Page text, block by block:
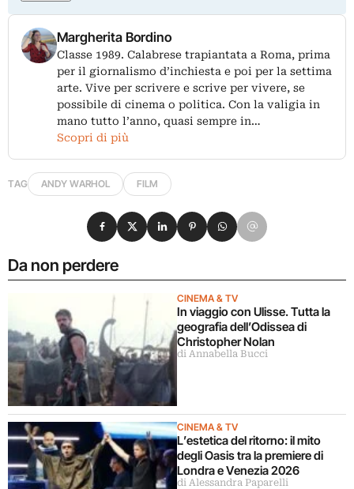
Margherita Bordino
Classe 1989. Calabrese trapiantata a Roma, prima
per il giornalismo d’inchiesta e poi per la settima
arte. Vive per scrivere e scrive per vivere, se
possibile di cinema o politica. Con la valigia in
mano tutto l’anno, quasi sempre in…
Scopri di più
TAG ANDY WARHOL FILM
Da non perdere
CINEMA & TV
In viaggio con Ulisse. Tutta la
geografia dell’Odissea di
Christopher Nolan
di Annabella Bucci
CINEMA & TV
L’estetica del ritorno: il mito
degli Oasis tra la premiere di
Londra e Venezia 2026
di Alessandra Paparelli
Condividi su Facebook
Condividi su X
Condividi su LinkedIn
Condividi su Pinterest
Condividi su WhatsApp
Condividi su Email